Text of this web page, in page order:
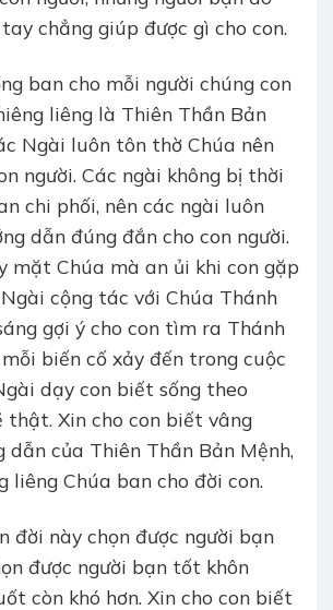
chẳng giúp được gì cho con.
ban cho mỗi người chúng con
liêng là Thiên Thần Bản
Ngài luôn tôn thờ Chúa nên
người. Các ngài không bị thời
chi phối, nên các ngài luôn
dẫn đúng đắn cho con người.
mặt Chúa mà an ủi khi con gặp
cộng tác với Chúa Thánh
gợi ý cho con tìm ra Thánh
biến cố xảy đến trong cuộc
dạy con biết sống theo
thật. Xin cho con biết vâng
dẫn của Thiên Thần Bản Mệnh,
liêng Chúa ban cho đời con.
đời này chọn được người bạn
được người bạn tốt khôn
còn khó hơn. Xin cho con biết